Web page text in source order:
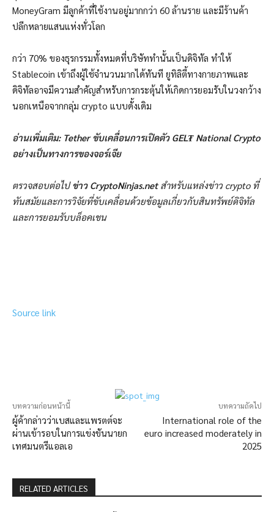
MoneyGram มีลูกค้าที่ใช้งานอยู่มากกว่า 60 ล้านราย และมีร้านค้า
ปลีกหลายแสนแห่งทั่วโลก
กว่า 70% ของธุรกรรมทั้งหมดที่บริษัททำนั้นเป็นดิจิทัล ทำให้
Stablecoin เข้าถึงผู้ใช้จำนวนมากได้ทันที ยูทิลิตี้ทางกายภาพและ
ดิจิทัลอาจมีความสำคัญสำหรับการกระตุ้นให้เกิดการยอมรับในวงกว้าง
นอกเหนือจากกลุ่ม crypto แบบดั้งเดิม
อ่านเพิ่มเติม: Tether ขับเคลื่อนการเปิดตัว GEL₮ National Crypto
อย่างเป็นทางการของจอร์เจีย
ตรวจสอบต่อไปข่าว CryptoNinjas.netสำหรับแหล่งข่าว crypto ที่
ทันสมัยและการวิจัยที่ขับเคลื่อนด้วยข้อมูลเกี่ยวกับสินทรัพย์ดิจิทัล
และการยอมรับบล็อคเชน
Source link
บทความก่อนหน้านี้
ผู้ค้ากล่าวว่าเบสและแพรตต์จะ
ผ่านเข้ารอบในการแข่งขันนายก
เทศมนตรีแอลเอ
บทความถัดไป
International role of the
euro increased moderately in
2025
RELATED ARTICLES